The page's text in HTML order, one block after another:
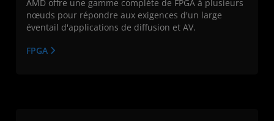
AMD offre une gamme complète de FPGA à plusieurs
nœuds pour répondre aux exigences d'un large
éventail d'applications de diffusion et AV.
FPGA